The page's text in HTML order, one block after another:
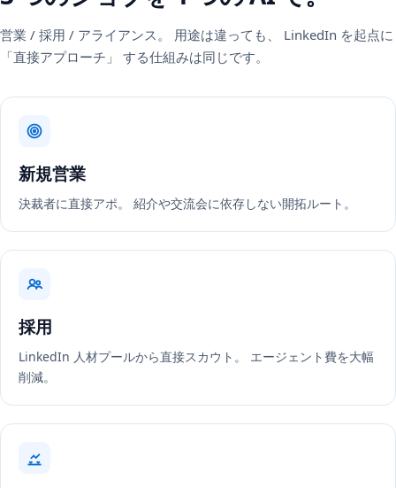
営業 / 採用 / アライアンス。 用途は違っても、 LinkedIn を起点に
「直接アプローチ」 する仕組みは同じです。
新規営業
決裁者に直接アポ。 紹介や交流会に依存しない開拓ルート。
採用
LinkedIn 人材プールから直接スカウト。 エージェント費を大幅
削減。